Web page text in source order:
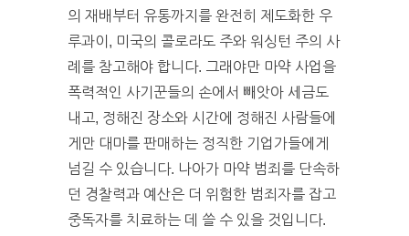
의 재배부터 유통까지를 완전히 제도화한 우
루과이, 미국의 콜로라도 주와 워싱턴 주의 사
례를 참고해야 합니다. 그래야만 마약 사업을
폭력적인 사기꾼들의 손에서 빼앗아 세금도
내고, 정해진 장소와 시간에 정해진 사람들에
게만 대마를 판매하는 정직한 기업가들에게
넘길 수 있습니다. 나아가 마약 범죄를 단속하
던 경찰력과 예산은 더 위험한 범죄자를 잡고
중독자를 치료하는 데 쓸 수 있을 것입니다.